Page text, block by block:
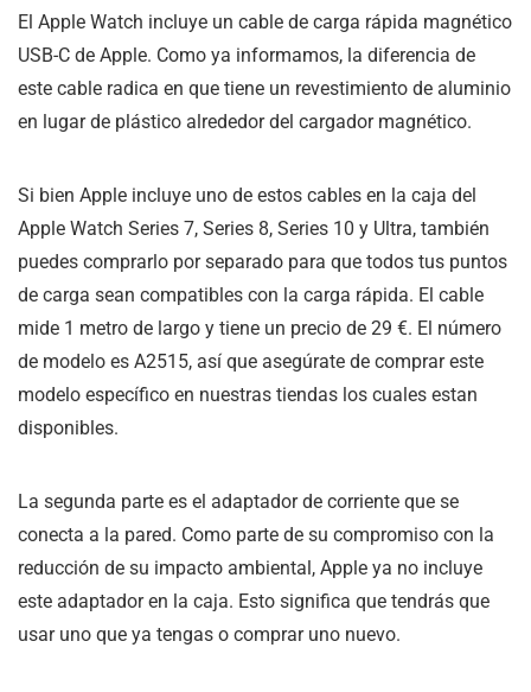
El Apple Watch incluye un cable de carga rápida magnético
USB-C de Apple. Como ya informamos, la diferencia de
este cable radica en que tiene un revestimiento de aluminio
en lugar de plástico alrededor del cargador magnético.
Si bien Apple incluye uno de estos cables en la caja del
Apple Watch Series 7, Series 8, Series 10 y Ultra, también
puedes comprarlo por separado para que todos tus puntos
de carga sean compatibles con la carga rápida. El cable
mide 1 metro de largo y tiene un precio de 29 €. El número
de modelo es A2515, así que asegúrate de comprar este
modelo específico en nuestras tiendas los cuales estan
disponibles.
La segunda parte es el adaptador de corriente que se
conecta a la pared. Como parte de su compromiso con la
reducción de su impacto ambiental, Apple ya no incluye
este adaptador en la caja. Esto significa que tendrás que
usar uno que ya tengas o comprar uno nuevo.